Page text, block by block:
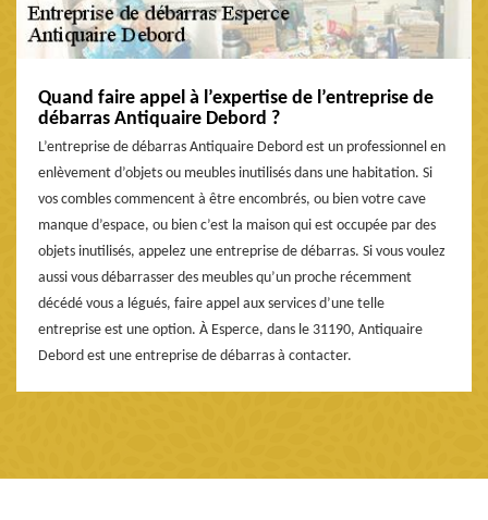
Quand faire appel à l’expertise de l’entreprise de
débarras Antiquaire Debord ?
L’entreprise de débarras Antiquaire Debord est un professionnel en
enlèvement d’objets ou meubles inutilisés dans une habitation. Si
vos combles commencent à être encombrés, ou bien votre cave
manque d’espace, ou bien c’est la maison qui est occupée par des
objets inutilisés, appelez une entreprise de débarras. Si vous voulez
aussi vous débarrasser des meubles qu’un proche récemment
décédé vous a légués, faire appel aux services d’une telle
entreprise est une option. À Esperce, dans le 31190, Antiquaire
Debord est une entreprise de débarras à contacter.